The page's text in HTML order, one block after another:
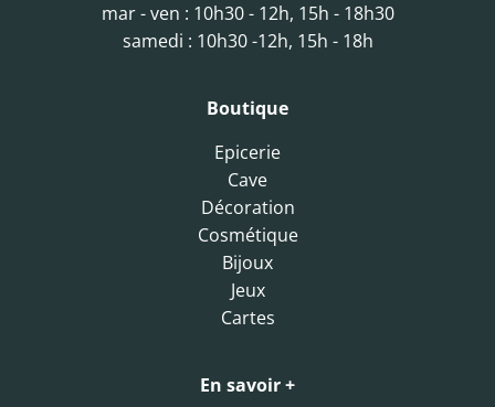
mar - ven : 10h30 - 12h, 15h - 18h30
samedi : 10h30 -12h, 15h - 18h
Boutique
Epicerie
Cave
Décoration
Cosmétique
Bijoux
Jeux
Cartes
En savoir +